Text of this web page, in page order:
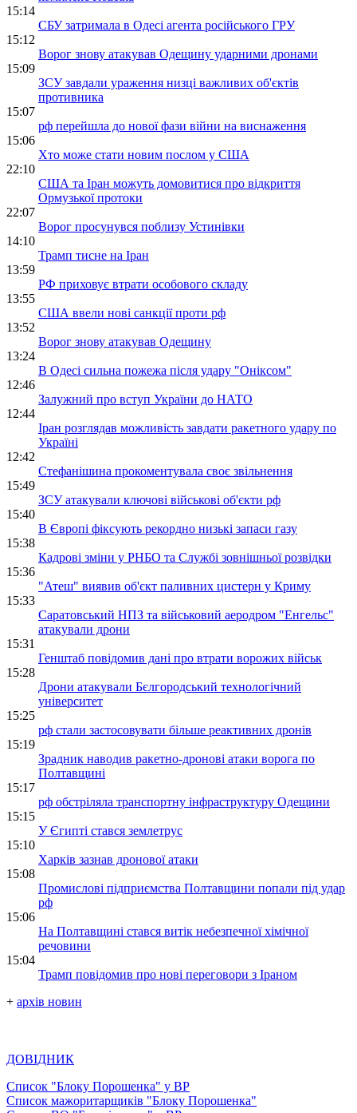
15:14
СБУ затримала в Одесі агента російського ГРУ
15:12
Ворог знову атакував Одещину ударними дронами
15:09
ЗСУ завдали ураження низці важливих об'єктів
противника
15:07
рф перейшла до нової фази війни на виснаження
15:06
Хто може стати новим послом у США
22:10
США та Іран можуть домовитися про відкриття
Ормузької протоки
22:07
Ворог просунувся поблизу Устинівки
14:10
Трамп тисне на Іран
13:59
РФ приховує втрати особового складу
13:55
США ввели нові санкції проти рф
13:52
Ворог знову атакував Одещину
13:24
В Одесі сильна пожежа після удару "Оніксом"
12:46
Залужний про вступ України до НАТО
12:44
Іран розглядав можливість завдати ракетного удару по
Україні
12:42
Стефанішина прокоментувала своє звільнення
15:49
ЗСУ атакували ключові військові об'єкти рф
15:40
В Європі фіксують рекордно низькі запаси газу
15:38
Кадрові зміни у РНБО та Службі зовнішньої розвідки
15:36
"Атеш" виявив об'єкт паливних цистерн у Криму
15:33
Саратовський НПЗ та військовий аеродром "Енгельс"
атакували дрони
15:31
Генштаб повідомив дані про втрати ворожих військ
15:28
Дрони атакували Бєлгородський технологічний
університет
15:25
рф стали застосовувати більше реактивних дронів
15:19
Зрадник наводив ракетно-дронові атаки ворога по
Полтавщині
15:17
рф обстріляла транспортну інфраструктуру Одещини
15:15
У Єгипті стався землетрус
15:10
Харків зазнав дронової атаки
15:08
Промислові підприємства Полтавщини попали під удар
рф
15:06
На Полтавщині стався витік небезпечної хімічної
речовини
15:04
Трамп повідомив про нові переговори з Іраном
+ архів новин
ДОВІДНИК
Список "Блоку Порошенка" у ВР
Список мажоритарщиків "Блоку Порошенка"